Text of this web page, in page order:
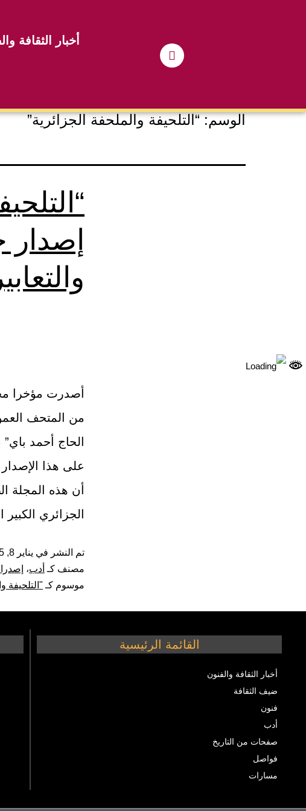
أخبار الثقافة
الوسم:“التلحيفة والملحفة الجزائرية”
أصدرت مؤخرا
من المتحف
الحاج أحمد
على هذا
أن هذه المجلة
الجزائري
تم النشر في يناير 8, 2025
مصنف كـ أدب،
موسوم كـ "التلحيفة
القائمة الرئيسية
أخبار الثقافة والفنون
ضيف الثقافة
فنون
أدب
صفحات من التاريخ
فواصل
مسارات